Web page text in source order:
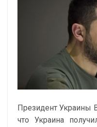
Президент Украины
что Украина